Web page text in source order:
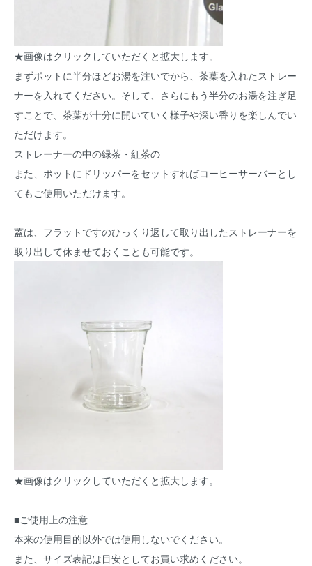
★画像はクリックしていただくと拡大します。
まずポットに半分ほどお湯を注いでから、茶葉を入れたストレー
ナーを入れてください。そして、さらにもう半分のお湯を注ぎ足
すことで、茶葉が十分に開いていく様子や深い香りを楽しんでい
ただけます。
ストレーナーの中の緑茶・紅茶の
また、ポットにドリッパーをセットすればコーヒーサーバーとし
てもご使用いただけます。
蓋は、フラットですのひっくり返して取り出したストレーナーを
取り出して休ませておくことも可能です。
★画像はクリックしていただくと拡大します。
■ご使用上の注意
本来の使用目的以外では使用しないでください。
また、サイズ表記は目安としてお買い求めください。